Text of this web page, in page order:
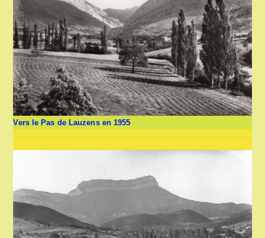
Vers le Pas de Lauzens en 1955